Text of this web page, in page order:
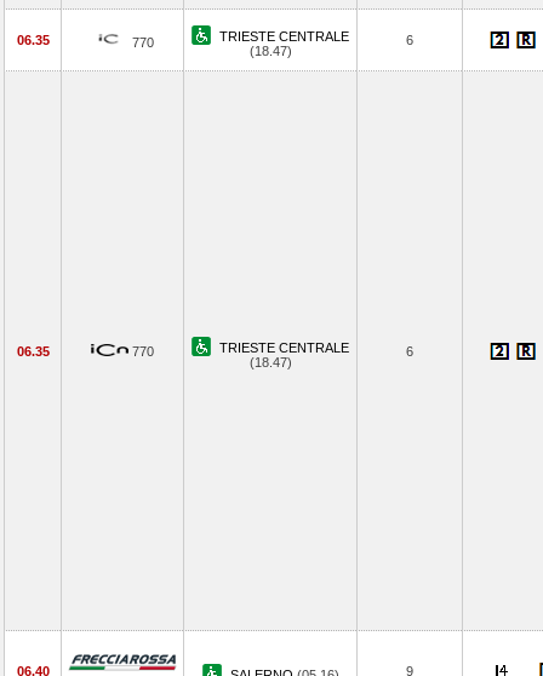
06.35 770
TRIESTE CENTRALE
(18.47)
6
06.35 770
TRIESTE CENTRALE
(18.47)
6
06.40 9